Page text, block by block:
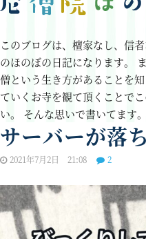
このブログは、檀家なし、信
のほのぼの日記になります。
僧という生き方があることを知
ていくお寺を観て頂くことで
い。 そんな思いで書いてます。
サーバーが落
2021年7月2日 21:08 2